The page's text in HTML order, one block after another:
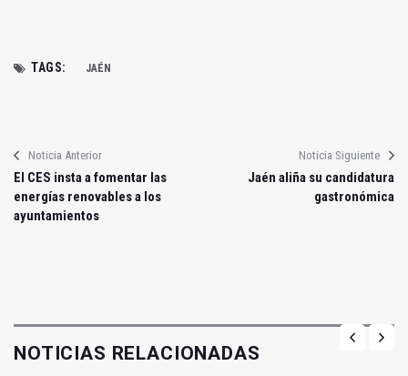
TAGS: JAÉN
Noticia Anterior
El CES insta a fomentar las
energías renovables a los
ayuntamientos
Noticia Siguiente
Jaén aliña su candidatura
gastronómica
NOTICIAS RELACIONADAS